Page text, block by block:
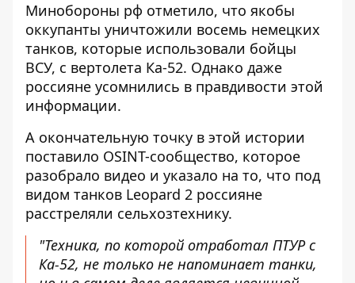
Минобороны рф отметило, что якобы
оккупанты уничтожили восемь немецких
танков, которые использовали бойцы
ВСУ, с вертолета Ка-52. Однако даже
россияне усомнились в правдивости этой
информации.
А окончательную точку в этой истории
поставило OSINT-сообщество, которое
разобрало видео и указало на то, что под
видом танков Leopard 2 россияне
расстреляли сельхозтехнику.
"Техника, по которой отработал ПТУР с
Ка-52, не только не напоминает танки,